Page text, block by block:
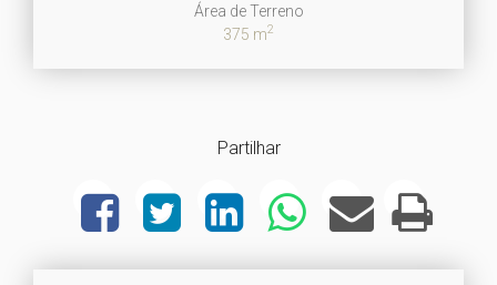
Área de Terreno
375 m2
Partilhar